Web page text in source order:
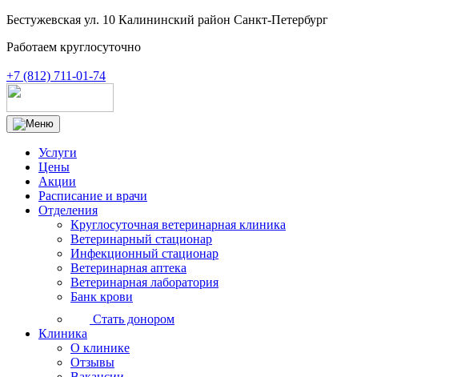
Бестужевская ул. 10 Калининский район Санкт-Петербург
Работаем круглосуточно
+7 (812) 711-01-74
Услуги
Цены
Акции
Расписание и врачи
Отделения
Круглосуточная ветеринарная клиника
Ветеринарный стационар
Инфекционный стационар
Ветеринарная аптека
Ветеринарная лаборатория
Банк крови
Стать донором
Клиника
О клинике
Отзывы